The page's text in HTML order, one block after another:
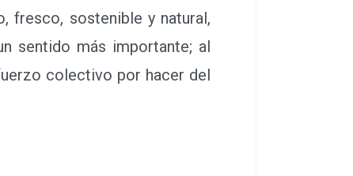
fresco, sostenible y natural,
sentido más importante; al
colectivo por hacer del